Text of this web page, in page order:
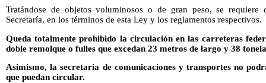
Tratándose de objetos voluminosos o de gran peso, se requiere
Secretaría, en los términos de esta Ley y los reglamentos respectivos.
Queda totalmente prohibido la circulación en las carreteras
doble remolque o fulles que excedan 23 metros de largo y 38
Asimismo, la secretaria de comunicaciones y transportes no
que puedan circular.